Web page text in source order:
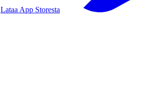
Lataa App Storesta